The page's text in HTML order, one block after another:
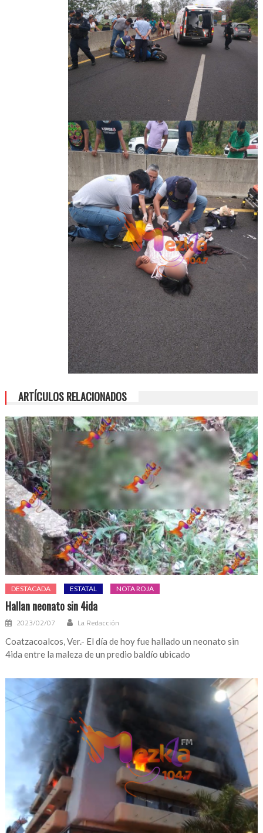
ARTÍCULOS RELACIONADOS
DESTACADA ESTATAL NOTA ROJA
Hallan neonato sin 4ida
2023/02/07 La Redacción
Coatzacoalcos, Ver.- El día de hoy fue hallado un neonato sin
4ida entre la maleza de un predio baldío ubicado